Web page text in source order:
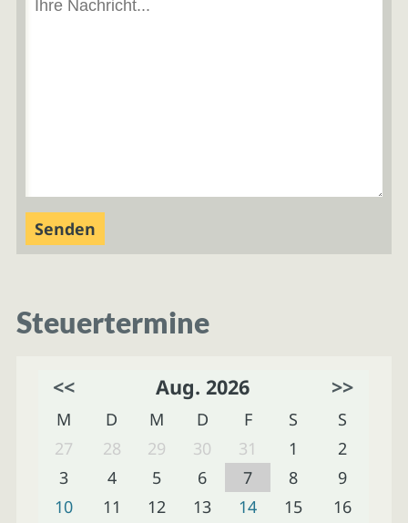
Steuertermine
<< Aug. 2026 >>
M D M D F S
S
27
28 29 30 31 1
2
3
4 5 6 7 8
9
10
11 12 13 14 15
16